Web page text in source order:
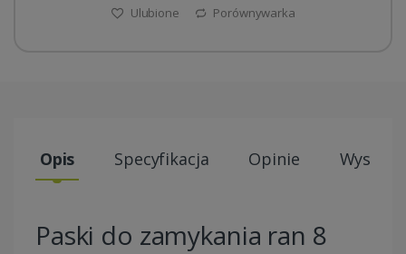
Ulubione Porównywarka
Opis Specyfikacja Opinie Wysyłki
Paski do zamykania ran 8